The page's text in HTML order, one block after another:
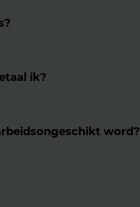
ik?
word?